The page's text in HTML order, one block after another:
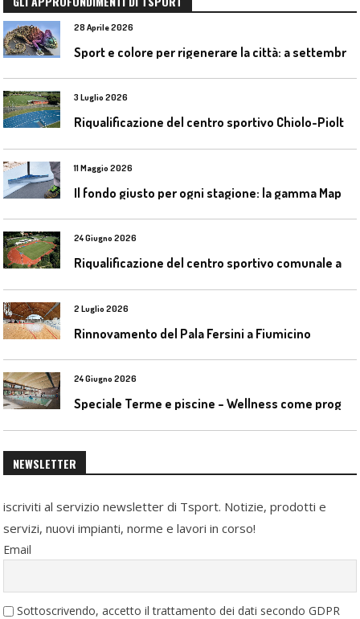
28 Aprile 2026
3 Luglio 2026
11 Maggio 2026
24 Giugno 2026
2 Luglio 2026
Rinnovamento del Pala Fersini a Fiumicino
24 Giugno 2026
NEWSLETTER
iscriviti al servizio newsletter di Tsport. Notizie, prodotti e
servizi, nuovi impianti, norme e lavori in corso!
Email
Sottoscrivendo, accetto il trattamento dei dati secondo GDPR